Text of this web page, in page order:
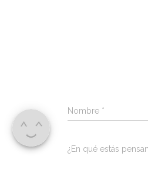
Nombre *
¿En qué estás